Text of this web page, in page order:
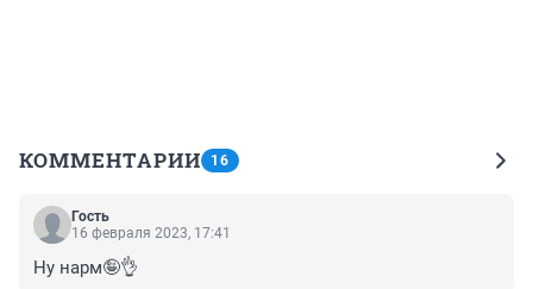
КОММЕНТАРИИ 16
Гость
16 февраля 2023, 17:41
Ну нарм🤪👌